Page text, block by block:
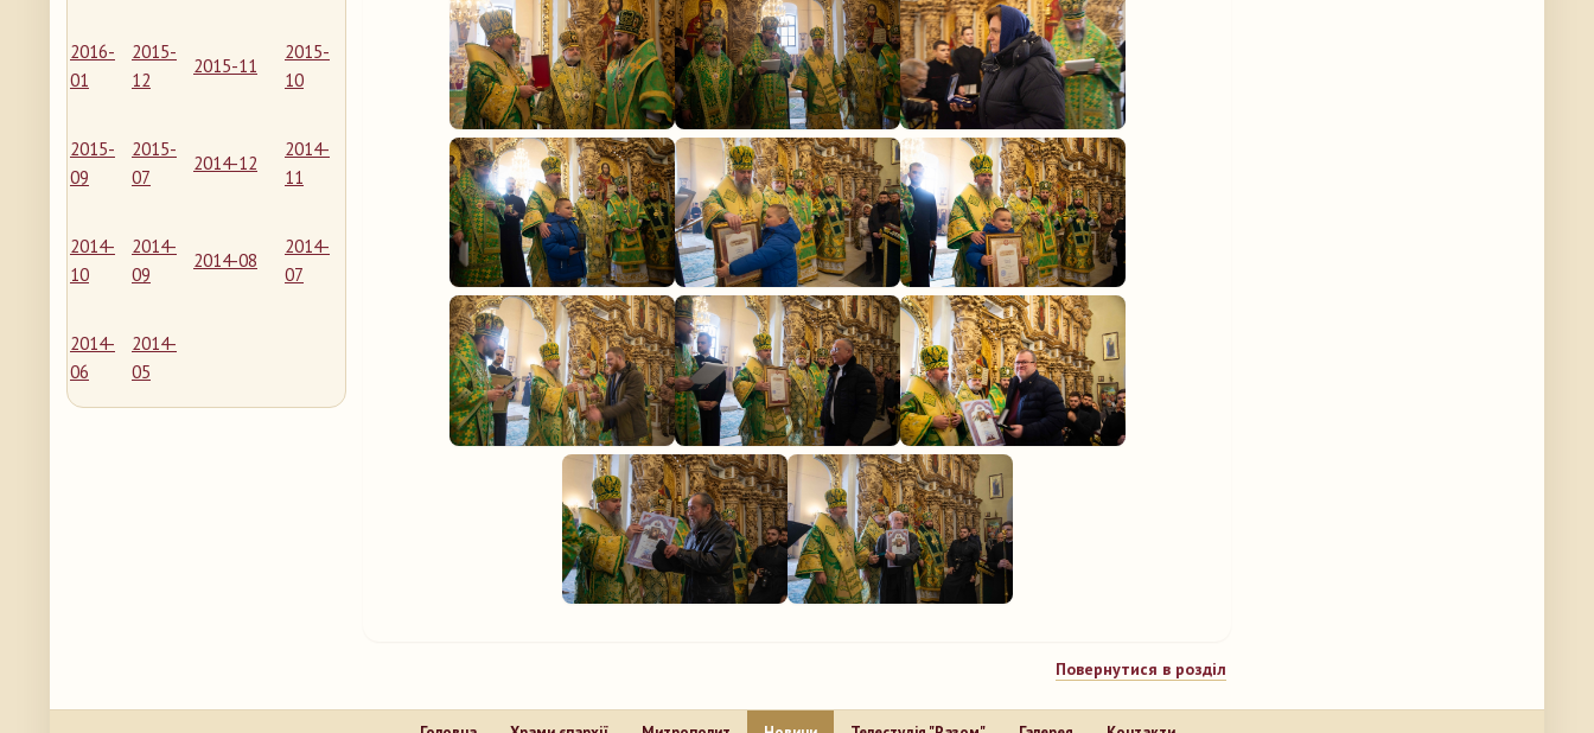
2016-
01
2015-
12
2015-11
2015-
10
2015-
09
2015-
07
2014-12
2014-
11
2014-
10
2014-
09
2014-08
2014-
07
2014-
06
2014-
05
Повернутися в розділ